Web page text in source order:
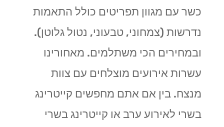
כשר עם מגוון תפריטים כולל התאמות
נדרשות (צמחוני, טבעוני, נטול גלוטן).
ובמחירים הכי משתלמים. מאחורינו
עשרות אירועים מוצלחים עם צוות
מנצח. בין אם אתם מחפשים קייטרינג
בשרי לאירוע ערב או קייטרינג בשרי